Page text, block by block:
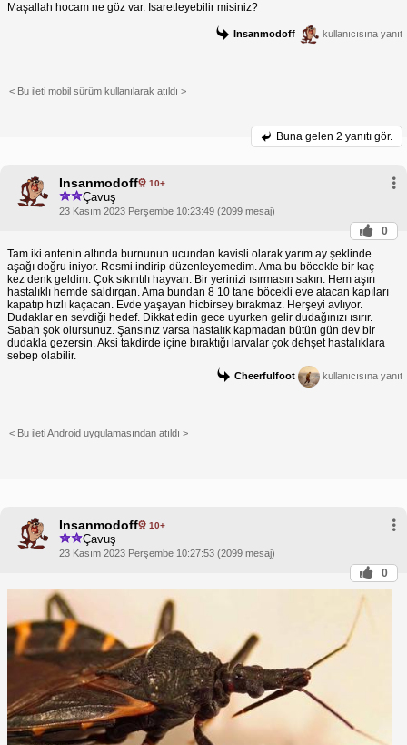
Maşallah hocam ne göz var. Isaretleyebilir misiniz?
Insanmodoff kullanıcısına yanıt
< Bu ileti mobil sürüm kullanılarak atıldı >
Buna gelen 2 yanıtı gör.
Insanmodoff 10+
Çavuş
23 Kasım 2023 Perşembe 10:23:49 (2099 mesaj)
0
Tam iki antenin altında burnunun ucundan kavisli olarak yarım ay şeklinde
aşağı doğru iniyor. Resmi indirip düzenleyemedim. Ama bu böcekle bir kaç
kez denk geldim. Çok sıkıntılı hayvan. Bir yerinizi ısırmasın sakın. Hem aşırı
hastalıklı hemde saldırgan. Ama bundan 8 10 tane böcekli eve atacan kapıları
kapatıp hızlı kaçacan. Evde yaşayan hicbirsey bırakmaz. Herşeyi avlıyor.
Dudaklar en sevdiği hedef. Dikkat edin gece uyurken gelir dudağınızı ısırır.
Sabah şok olursunuz. Şansınız varsa hastalık kapmadan bütün gün dev bir
dudakla gezersin. Aksi takdirde içine bıraktığı larvalar çok dehşet hastalıklara
sebep olabilir.
Cheerfulfoot kullanıcısına yanıt
< Bu ileti Android uygulamasından atıldı >
Insanmodoff 10+
Çavuş
23 Kasım 2023 Perşembe 10:27:53 (2099 mesaj)
0